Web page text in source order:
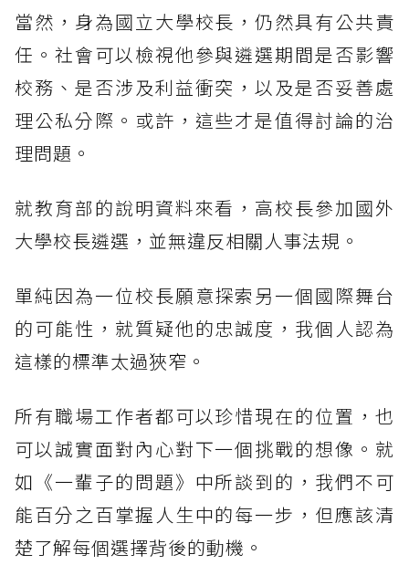
當然，身為國立大學校長，仍然具有公共責
任。社會可以檢視他參與遴選期間是否影響
校務、是否涉及利益衝突，以及是否妥善處
理公私分際。或許，這些才是值得討論的治
理問題。
就教育部的說明資料來看，高校長參加國外
大學校長遴選，並無違反相關人事法規。
單純因為一位校長願意探索另一個國際舞台
的可能性，就質疑他的忠誠度，我個人認為
這樣的標準太過狹窄。
所有職場工作者都可以珍惜現在的位置，也
可以誠實面對內心對下一個挑戰的想像。就
如《一輩子的問題》中所談到的，我們不可
能百分之百掌握人生中的每一步，但應該清
楚了解每個選擇背後的動機。